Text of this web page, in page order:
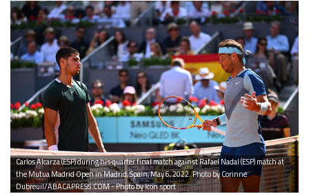
Carlos Alcarza (ESP) during his quarter final match against Rafael Nadal (ESP) match at
the Mutua Madrid Open in Madrid, Spain, May 6, 2022. Photo by Corinne
Dubreuil/ABACAPRESS.COM - Photo by Icon sport